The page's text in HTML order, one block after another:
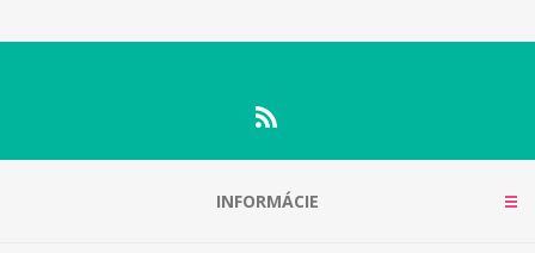
INFORMÁCIE